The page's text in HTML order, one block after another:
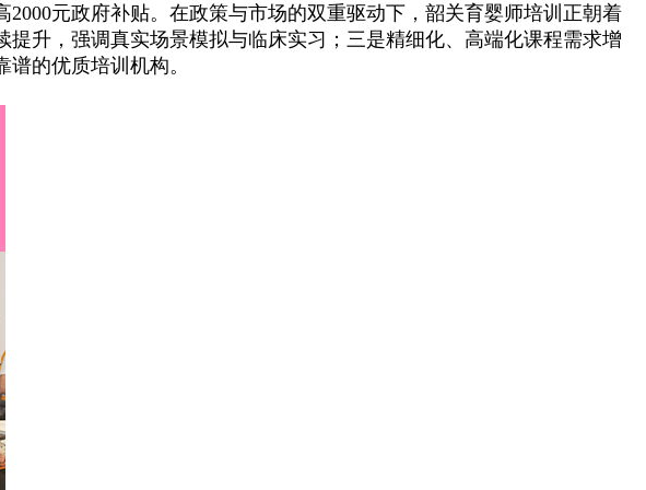
元政府补贴。在政策与市场的双重驱动下，韶关育婴师培训正朝着
升，强调真实场景模拟与临床实习；三是精细化、高端化课程需求增
的优质培训机构。